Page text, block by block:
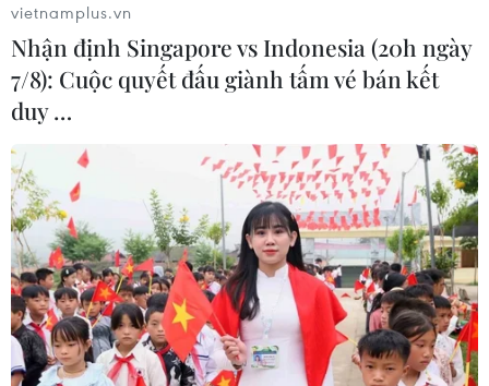
TIN LIÊN QUAN
vietnamplus.vn
Nhận định Singapore vs Indonesia (20h ngày
7/8): Cuộc quyết đấu giành tấm vé bán kết
duy …